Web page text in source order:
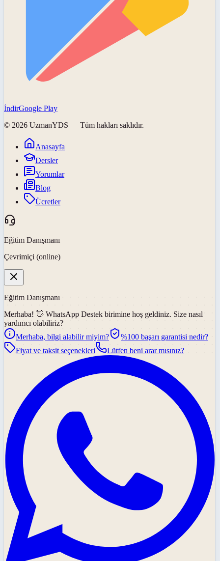
İndirGoogle Play
© 2026 UzmanYDS — Tüm hakları saklıdır.
Anasayfa
Dersler
Yorumlar
Blog
Ücretler
Eğitim Danışmanı
Çevrimiçi (online)
Eğitim Danışmanı
Merhaba! 👋 WhatsApp Destek birimine hoş geldiniz. Size nasıl
yardımcı olabiliriz?
Merhaba, bilgi alabilir miyim?
%100 başarı garantisi nedir?
Fiyat ve taksit seçenekleri
Lütfen beni arar mısınız?